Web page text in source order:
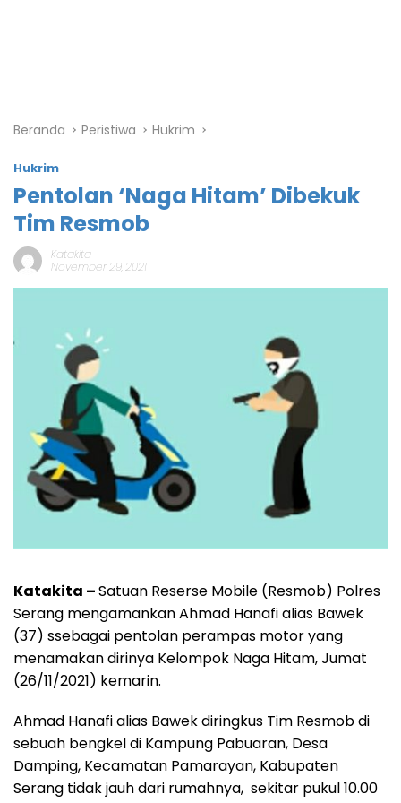
Beranda Peristiwa Hukrim
Hukrim
Pentolan ‘Naga Hitam’ Dibekuk
Tim Resmob
Katakita
November 29, 2021
Katakita –Satuan Reserse Mobile (Resmob) Polres
Serang mengamankan Ahmad Hanafi alias Bawek
(37) ssebagai pentolan perampas motor yang
menamakan dirinya Kelompok Naga Hitam, Jumat
(26/11/2021) kemarin.
Ahmad Hanafi alias Bawek diringkus Tim Resmob di
sebuah bengkel di Kampung Pabuaran, Desa
Damping, Kecamatan Pamarayan, Kabupaten
Serang tidak jauh dari rumahnya, sekitar pukul 10.00